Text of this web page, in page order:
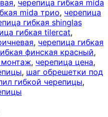
, черепица гибкая mida
mida трио, черепица
гибкая shinglas
гибкая tilercat,
, черепица гибкая
финская красный,
монтаж, черепица цена,
, шаг обрешетки под
гибкой черепицы,